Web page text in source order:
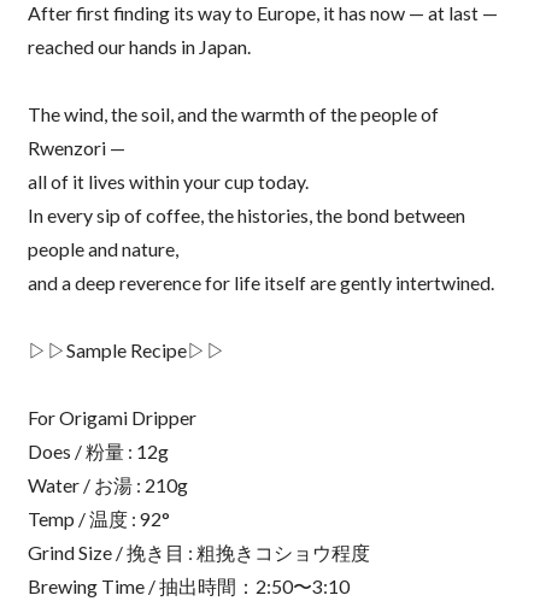
After first finding its way to Europe, it has now — at last —
reached our hands in Japan.
The wind, the soil, and the warmth of the people of
Rwenzori —
all of it lives within your cup today.
In every sip of coffee, the histories, the bond between
people and nature,
and a deep reverence for life itself are gently intertwined.
▷▷Sample Recipe▷▷
For Origami Dripper
Does / 粉量 : 12g
Water / お湯 : 210g
Temp / 温度 : 92°
Grind Size / 挽き目 : 粗挽きコショウ程度
Brewing Time / 抽出時間：2:50〜3:10